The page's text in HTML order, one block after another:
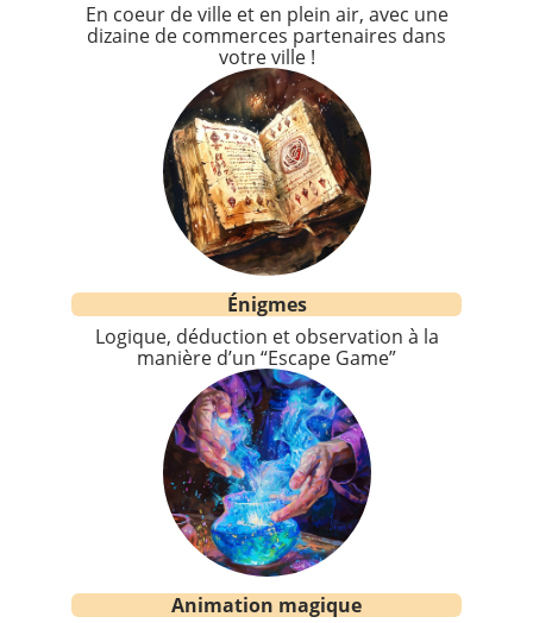
En coeur de ville et en plein air, avec une
dizaine de commerces partenaires dans
votre ville !
Énigmes
Logique, déduction et observation à la
manière d’un “Escape Game”
Animation magique